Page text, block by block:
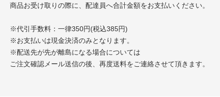
商品お受け取りの際に、配達員へ合計金額をお支払いください。
※代引手数料：一律350円(税込385円)
※お支払いは現金決済のみとなります。
※配送先が先が離島になる場合については
ご注文確認メール送信の後、再度送料をご連絡させて頂きます。